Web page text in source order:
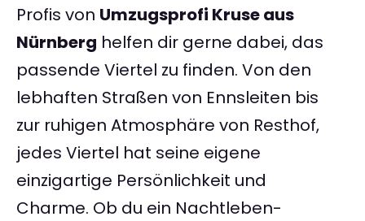
Profis von Umzugsprofi Kruse aus
Nürnberg helfen dir gerne dabei, das
passende Viertel zu finden. Von den
lebhaften Straßen von Ennsleiten bis
zur ruhigen Atmosphäre von Resthof,
jedes Viertel hat seine eigene
einzigartige Persönlichkeit und
Charme. Ob du ein Nachtleben-